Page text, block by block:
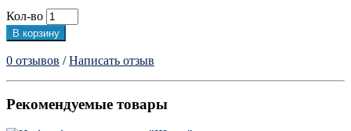
Кол-во
В корзину
0 отзывов /Написать отзыв
Рекомендуемые товары